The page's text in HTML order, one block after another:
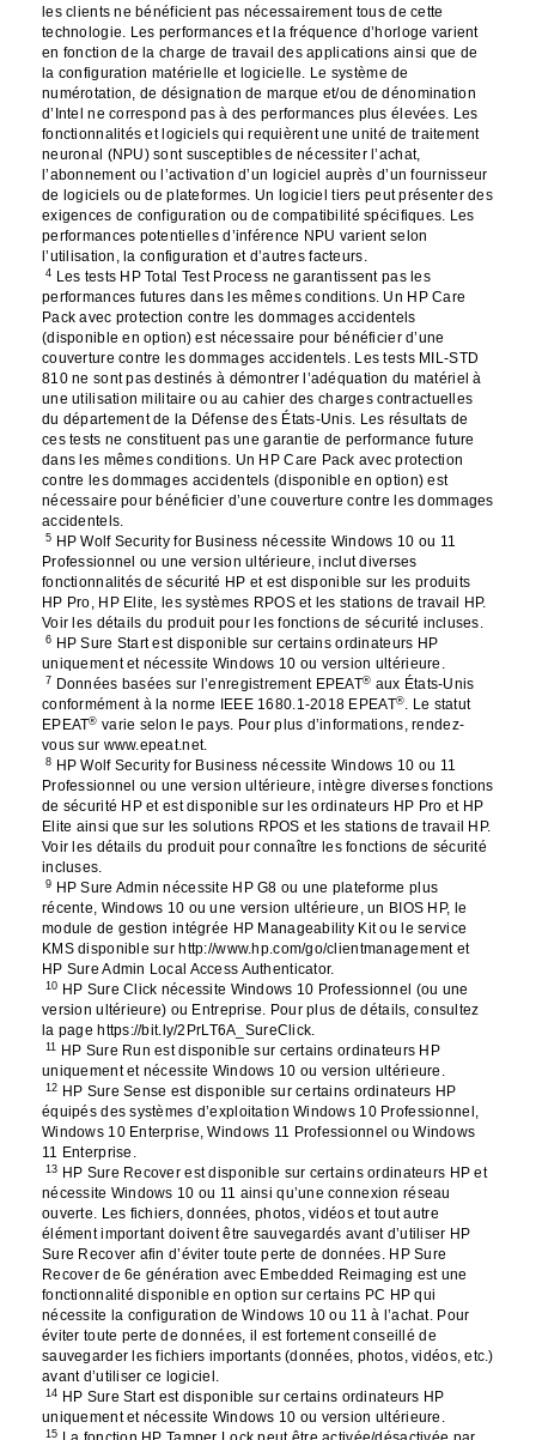
les clients ne bénéficient pas nécessairement tous de cette
technologie. Les performances et la fréquence d’horloge varient
en fonction de la charge de travail des applications ainsi que de
la configuration matérielle et logicielle. Le système de
numérotation, de désignation de marque et/ou de dénomination
d’Intel ne correspond pas à des performances plus élevées. Les
fonctionnalités et logiciels qui requièrent une unité de traitement
neuronal (NPU) sont susceptibles de nécessiter l’achat,
l’abonnement ou l’activation d’un logiciel auprès d’un fournisseur
de logiciels ou de plateformes. Un logiciel tiers peut présenter des
exigences de configuration ou de compatibilité spécifiques. Les
performances potentielles d’inférence NPU varient selon
l’utilisation, la configuration et d’autres facteurs.
4 Les tests HP Total Test Process ne garantissent pas les
performances futures dans les mêmes conditions. Un HP Care
Pack avec protection contre les dommages accidentels
(disponible en option) est nécessaire pour bénéficier d’une
couverture contre les dommages accidentels. Les tests MIL-STD
810 ne sont pas destinés à démontrer l’adéquation du matériel à
une utilisation militaire ou au cahier des charges contractuelles
du département de la Défense des États-Unis. Les résultats de
ces tests ne constituent pas une garantie de performance future
dans les mêmes conditions. Un HP Care Pack avec protection
contre les dommages accidentels (disponible en option) est
nécessaire pour bénéficier d’une couverture contre les dommages
accidentels.
5 HP Wolf Security for Business nécessite Windows 10 ou 11
Professionnel ou une version ultérieure, inclut diverses
fonctionnalités de sécurité HP et est disponible sur les produits
HP Pro, HP Elite, les systèmes RPOS et les stations de travail HP.
Voir les détails du produit pour les fonctions de sécurité incluses.
6 HP Sure Start est disponible sur certains ordinateurs HP
uniquement et nécessite Windows 10 ou version ultérieure.
7 Données basées sur l’enregistrement EPEAT® aux États-Unis
conformément à la norme IEEE 1680.1-2018 EPEAT®
. Le statut
EPEAT® varie selon le pays. Pour plus d’informations, rendez-
vous sur www.epeat.net.
8 HP Wolf Security for Business nécessite Windows 10 ou 11
Professionnel ou une version ultérieure, intègre diverses fonctions
de sécurité HP et est disponible sur les ordinateurs HP Pro et HP
Elite ainsi que sur les solutions RPOS et les stations de travail HP.
Voir les détails du produit pour connaître les fonctions de sécurité
incluses.
9 HP Sure Admin nécessite HP G8 ou une plateforme plus
récente, Windows 10 ou une version ultérieure, un BIOS HP, le
module de gestion intégrée HP Manageability Kit ou le service
KMS disponible sur http://www.hp.com/go/clientmanagement et
HP Sure Admin Local Access Authenticator.
10 HP Sure Click nécessite Windows 10 Professionnel (ou une
version ultérieure) ou Entreprise. Pour plus de détails, consultez
la page https://bit.ly/2PrLT6A_SureClick.
11
HP Sure Run est disponible sur certains ordinateurs HP
uniquement et nécessite Windows 10 ou version ultérieure.
12 HP Sure Sense est disponible sur certains ordinateurs HP
équipés des systèmes d’exploitation Windows 10 Professionnel,
Windows 10 Enterprise, Windows 11 Professionnel ou Windows
11 Enterprise.
13 HP Sure Recover est disponible sur certains ordinateurs HP et
nécessite Windows 10 ou 11 ainsi qu’une connexion réseau
ouverte. Les fichiers, données, photos, vidéos et tout autre
élément important doivent être sauvegardés avant d’utiliser HP
Sure Recover afin d’éviter toute perte de données. HP Sure
Recover de 6e génération avec Embedded Reimaging est une
fonctionnalité disponible en option sur certains PC HP qui
nécessite la configuration de Windows 10 ou 11 à l’achat. Pour
éviter toute perte de données, il est fortement conseillé de
sauvegarder les fichiers importants (données, photos, vidéos, etc.)
avant d’utiliser ce logiciel.
14 HP Sure Start est disponible sur certains ordinateurs HP
uniquement et nécessite Windows 10 ou version ultérieure.
15